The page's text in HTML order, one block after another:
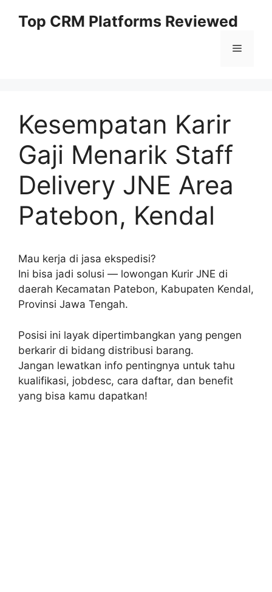
Top CRM Platforms Reviewed
Menu
Kesempatan Karir
Gaji Menarik Staff
Delivery JNE Area
Patebon, Kendal
Mau kerja di jasa ekspedisi?
Ini bisa jadi solusi — lowongan Kurir JNE di
daerah Kecamatan Patebon, Kabupaten Kendal,
Provinsi Jawa Tengah.
Posisi ini layak dipertimbangkan yang pengen
berkarir di bidang distribusi barang.
Jangan lewatkan info pentingnya untuk tahu
kualifikasi, jobdesc, cara daftar, dan benefit
yang bisa kamu dapatkan!